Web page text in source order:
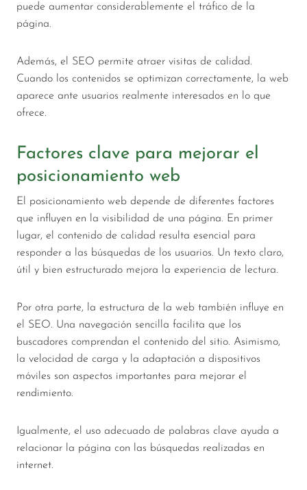
puede aumentar considerablemente el tráfico de la
página.
Además, el SEO permite atraer visitas de calidad.
Cuando los contenidos se optimizan correctamente, la web
aparece ante usuarios realmente interesados en lo que
ofrece.
Factores clave para mejorar el
posicionamiento web
El posicionamiento web depende de diferentes factores
que influyen en la visibilidad de una página. En primer
lugar, el contenido de calidad resulta esencial para
responder a las búsquedas de los usuarios. Un texto claro,
útil y bien estructurado mejora la experiencia de lectura.
Por otra parte, la estructura de la web también influye en
el SEO. Una navegación sencilla facilita que los
buscadores comprendan el contenido del sitio. Asimismo,
la velocidad de carga y la adaptación a dispositivos
móviles son aspectos importantes para mejorar el
rendimiento.
Igualmente, el uso adecuado de palabras clave ayuda a
relacionar la página con las búsquedas realizadas en
internet.